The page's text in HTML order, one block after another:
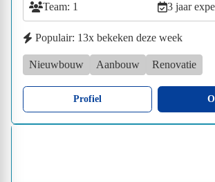
Team: 1 3 jaar
Populair: 13x bekeken deze week
Nieuwbouw Aanbouw Renovatie
Profiel